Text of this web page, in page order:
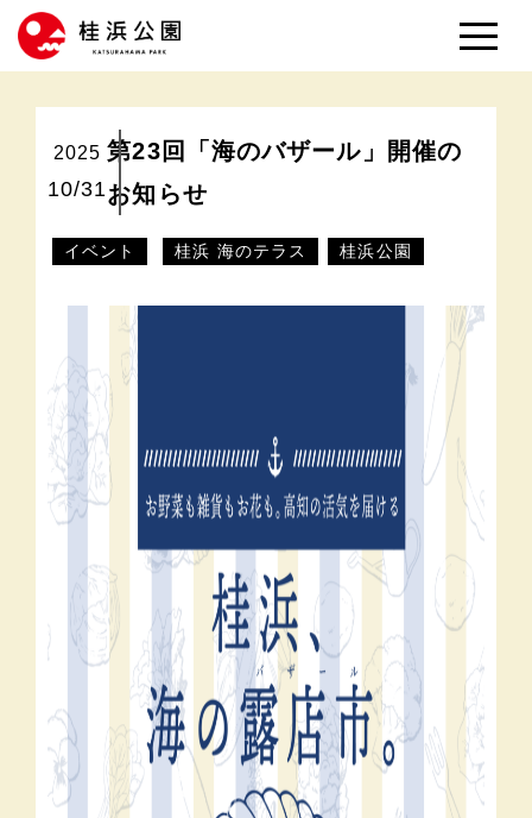
2025
10/31
第23回「海のバザール」開催の
お知らせ
イベント 桂浜 海のテラス 桂浜公園